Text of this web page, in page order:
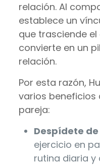
relación. Al
establece un
que trasciende
convierte en un
relación.
Por esta razón,
varios beneficios
pareja:
Despídete
ejercicio en
rutina diaria